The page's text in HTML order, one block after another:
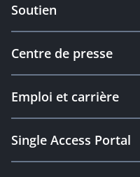
Soutien
Centre de presse
Emploi et carrière
Single Access Portal